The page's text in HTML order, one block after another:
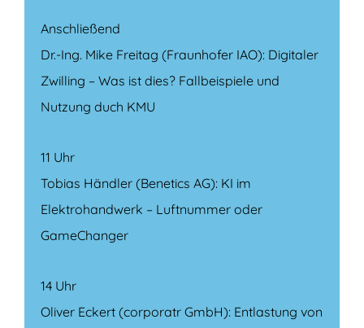
Anschließend
Dr.-Ing. Mike Freitag (Fraunhofer IAO): Digitaler
Zwilling – Was ist dies? Fallbeispiele und
Nutzung duch KMU
11 Uhr
Tobias Händler (Benetics AG): KI im
Elektrohandwerk – Luftnummer oder
GameChanger
14 Uhr
Oliver Eckert (corporatr GmbH): Entlastung von